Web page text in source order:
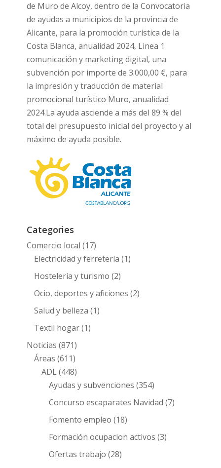
de Muro de Alcoy, dentro de la Convocatoria
de ayudas a municipios de la provincia de
Alicante, para la promoción turística de la
Costa Blanca, anualidad 2024, Linea 1
comunicación y marketing digital, una
subvención por importe de 3.000,00 €, para
la impresión y traducción de material
promocional turístico Muro, anualidad
2024.La ayuda asciende a más del 89 % del
total del presupuesto inicial del proyecto y al
máximo de ayuda posible.
Categories
Comercio local (17)
Electricidad y ferretería (1)
Hosteleria y turismo (2)
Ocio, deportes y aficiones (2)
Salud y belleza (1)
Textil hogar(1)
Noticias (871)
Áreas (611)
ADL(448)
Ayudas y subvenciones (354)
Concurso escaparates Navidad (7)
Fomento empleo (18)
Formación ocupacion activos (3)
Ofertas trabajo (28)